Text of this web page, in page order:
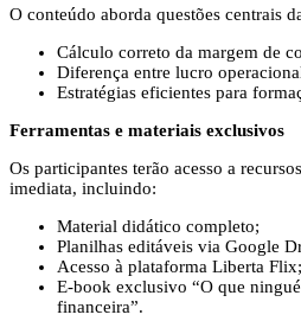
O conteúdo aborda questões centrais
Cálculo correto da margem de
Diferença entre lucro
Estratégias eficientes para
Ferramentas e materiais exclusivos
Os participantes terão acesso a
imediata, incluindo:
Material didático completo;
Planilhas editáveis via Google
Acesso à plataforma Liberta Flix;
E-book exclusivo “O que
financeira”.